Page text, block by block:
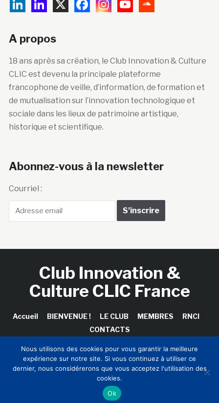
A propos
18 ans après sa création, le Club Innovation & Culture
CLIC est devenu la principale plateforme
francophone de veille, d’information, de formation et
de mutualisation sur l’innovation technologique et
sociale dans les lieux de patrimoine artistique,
historique et scientifique.
Abonnez-vous à la newsletter
Courriel :
Club Innovation &
Culture CLIC France
Accueil BIENVENUE ! LE CLUB MEMBRES
RNCI
CONTACTS
Copyright © 2026 Club Innovation & Culture CLIC France /
Sinapses Conseils
Nous utilisons des cookies pour vous garantir la meilleure
expérience sur notre site. Si vous continuez à utiliser ce
dernier, nous considérerons que vous acceptez l'utilisation des
cookies.
Ok